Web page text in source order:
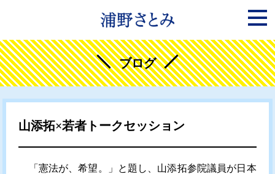
ブログ
山添拓×若者トークセッション
「憲法が、希望。」と題し、山添拓参院議員が日本